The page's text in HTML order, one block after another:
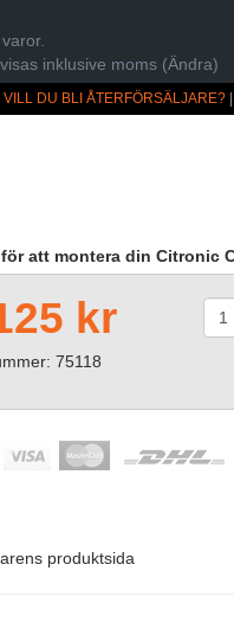
inklusive moms (Ändra)
VILL DU BLI ÅTERFÖRSÄLJARE?
att montera din Citronic
kr
75118
produktsida